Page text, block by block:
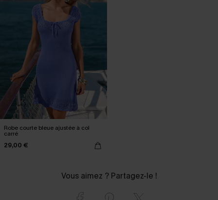
Robe courte bleue ajustée à col
carré
29,00 €
Vous aimez ? Partagez-le !